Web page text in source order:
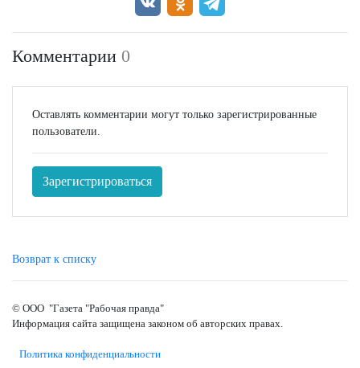
Комментарии 0
Оставлять комментарии могут только зарегистрированные
пользователи.
Зарегистрироваться
Возврат к списку
© ООО "Газета "Рабочая правда"
Информация сайта защищена законом об авторских правах.
Политика конфиденциальности